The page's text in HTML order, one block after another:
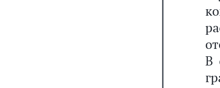
В